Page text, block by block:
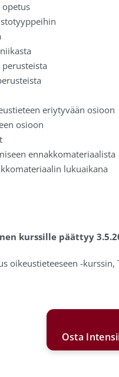
opetus
eriytyvään osioon
osioon
ennakkomateriaalista
lukuaikana
kurssille päättyy
oikeustieteeseen -
Osta